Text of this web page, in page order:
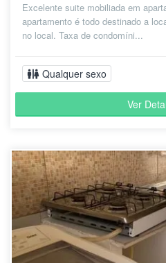
Excelente suite mobiliada em
apartamento é todo destinado a
no local. Taxa de condomíni...
Qualquer sexo
Ver